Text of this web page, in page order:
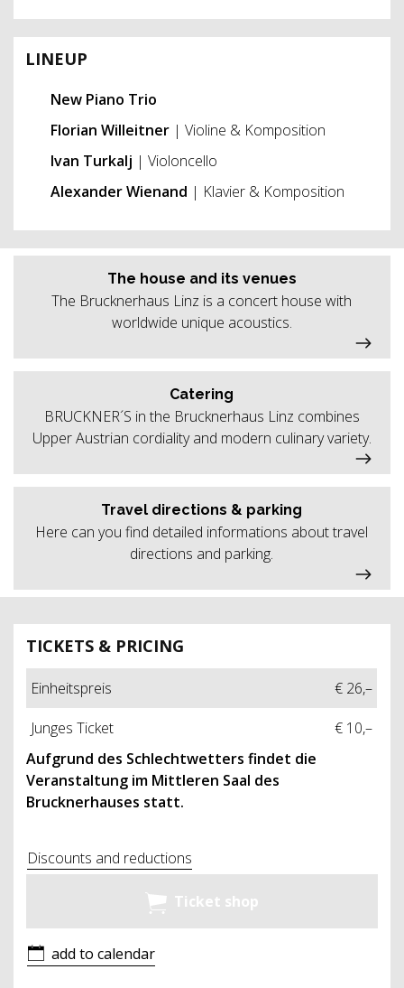
LINEUP
New Piano Trio
Florian Willeitner | Violine & Komposition
Ivan Turkalj | Violoncello
Alexander Wienand | Klavier & Komposition
TICKETS & PRICING
Einheitspreis
€ 26,–
Junges Ticket
€ 10,–
Aufgrund des Schlechtwetters findet die
Veranstaltung im Mittleren Saal des
Brucknerhauses statt.
Discounts and reductions
Ticket shop
add to calendar
The house and its venues
The Brucknerhaus Linz is a concert house with
worldwide unique acoustics.
Catering
BRUCKNER´S in the Brucknerhaus Linz combines
Upper Austrian cordiality and modern culinary variety.
Travel directions & parking
Here can you find detailed informations about travel
directions and parking.